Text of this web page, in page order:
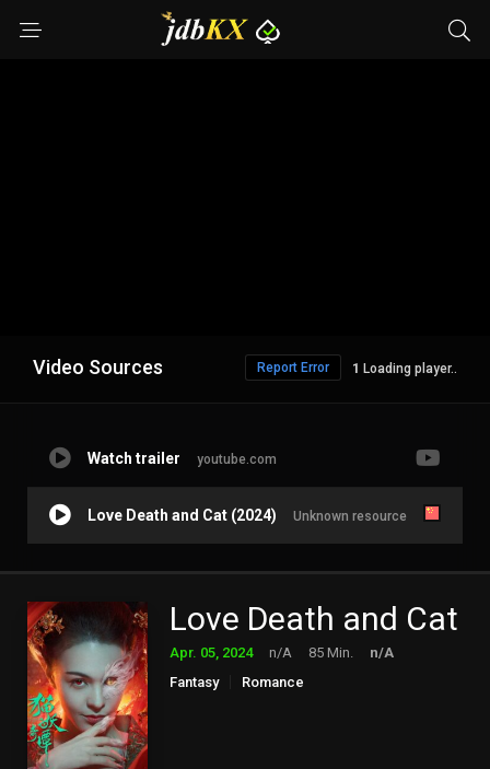
Video Sources Loading player..
Report Error
Watch trailer youtube.com
Love Death and Cat (2024) Unknown resource
Love Death and Cat
Apr. 05, 2024 n/A 85 Min.
n/A
Fantasy
Romance